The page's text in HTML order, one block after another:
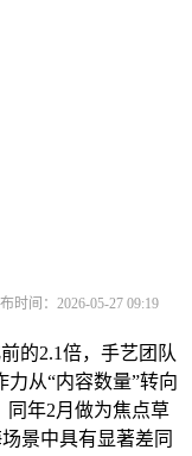
时间：2026-05-27 09:19
的2.1倍，手艺团队
从“内容数量”转向
同年2月做为焦点草
景中具有显著差同